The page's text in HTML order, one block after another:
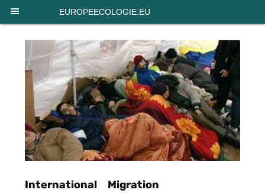
EUROPEECOLOGIE.EU
International Migration